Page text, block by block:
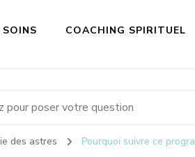
SOINS COACHING SPIRITUEL
des astres Pourquoi suivre ce